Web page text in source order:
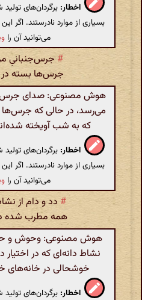
اخطار: برگردان‌های
بسیاری از موارد نادرستند. اگر
می‌توانید آن را
# جرس‌جنبانی‌ِ
جرس‌ها بسته
هوش مصنوعی: صدای جرس
می‌رسد، در حالی که
که به شب آویخته
اخطار: برگردان‌های
بسیاری از موارد نادرستند. اگر
می‌توانید آن را
# دد و دام از
همه مطرب شده
هوش مصنوعی: وحوش و
نشاط دانه‌ای که در
خوشحالی در خانه‌های
اخطار: برگردان‌های